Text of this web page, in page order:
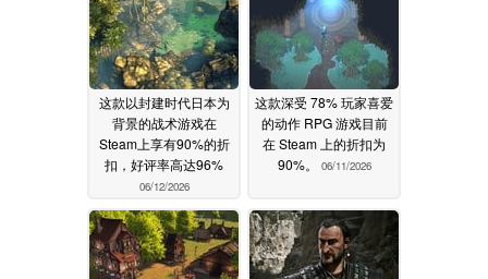
这款以封建时代日本为
背景的战术游戏在
Steam上享有90%的折
扣，好评率高达96%
06/12/2026
这款深受 78% 玩家喜爱
的动作 RPG 游戏目前
在 Steam 上的折扣为
90%。
06/11/2026